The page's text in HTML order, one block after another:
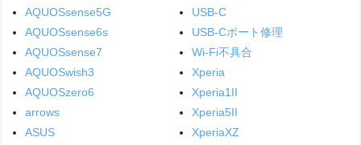
AQUOSsense5G
AQUOSsense6s
AQUOSsense7
AQUOSwish3
AQUOSzero6
arrows
ASUS
USB-C
USB-Cポート修理
Wi-Fi不具合
Xperia
Xperia1II
Xperia5II
XperiaXZ